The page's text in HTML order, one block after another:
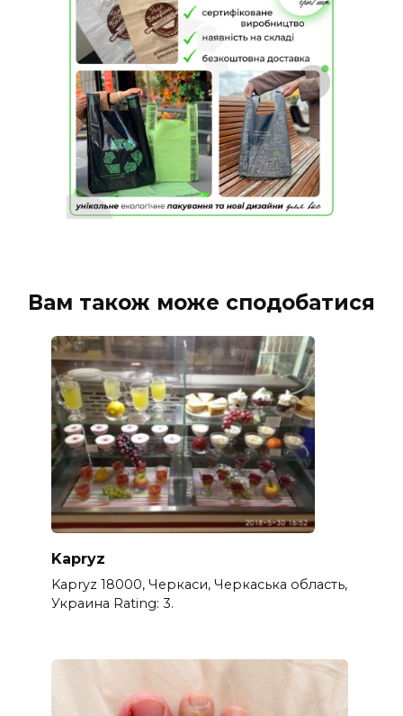
Вам також може сподобатися
Kapryz
Kapryz 18000, Черкаси, Черкаська область,
Украина Rating: 3.